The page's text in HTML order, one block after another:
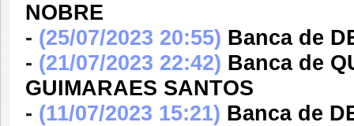
NOBRE
- (25/07/2023 20:55) Banca de
- (21/07/2023 22:42) Banca de
GUIMARAES SANTOS
- (11/07/2023 15:21) Banca de